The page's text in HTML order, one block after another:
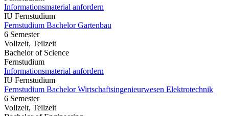
Informationsmaterial anfordern
IU Fernstudium
Fernstudium Bachelor Gartenbau
6 Semester
Vollzeit, Teilzeit
Bachelor of Science
Fernstudium
Informationsmaterial anfordern
IU Fernstudium
Fernstudium Bachelor Wirtschaftsingenieurwesen Elektrotechnik
6 Semester
Vollzeit, Teilzeit